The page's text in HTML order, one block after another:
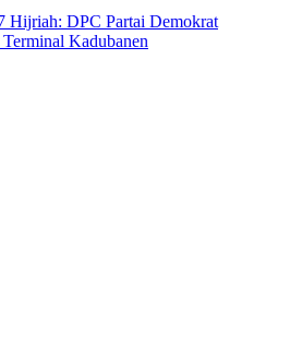
Hijriah: DPC Partai Demokrat
Kadubanen